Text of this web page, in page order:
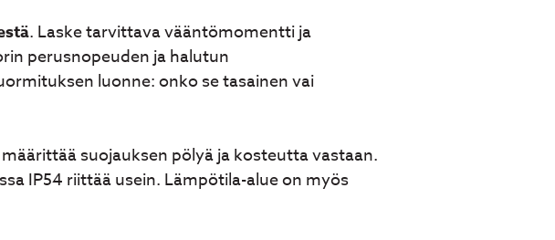
. Laske tarvittava vääntömomentti ja
perusnopeuden ja halutun
luonne: onko se tasainen vai
suojauksen pölyä ja kosteutta vastaan.
IP54 riittää usein. Lämpötila-alue on myös